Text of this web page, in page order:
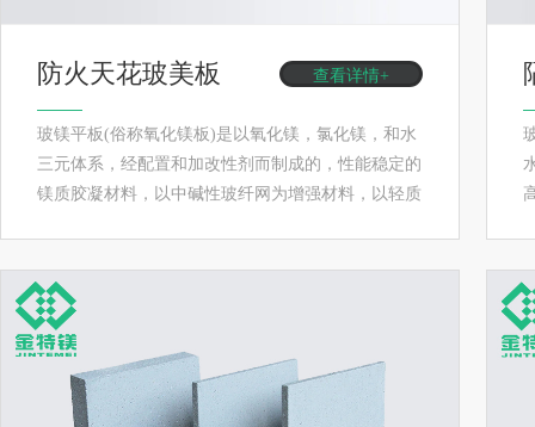
防火天花玻美板
玻镁平板(俗称氧化镁板)是以氧化镁，氯化镁，和水
三元体系，经配置和加改性剂而制成的，性能稳定的
镁质胶凝材料，以中碱性玻纤网为增强材料，以轻质
查看详情+